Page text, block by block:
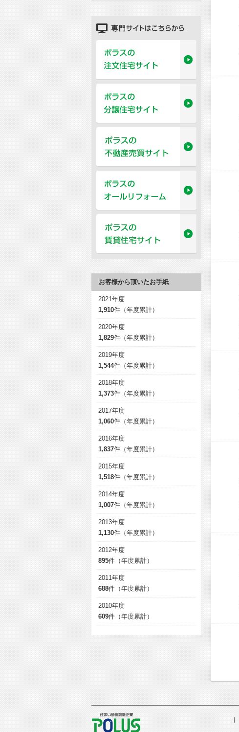
お客様から頂いたお手紙
2021年度
1,910件（年度累計）
2020年度
1,829件（年度累計）
2019年度
1,544件（年度累計）
2018年度
1,373件（年度累計）
2017年度
1,060件（年度累計）
2016年度
1,837件（年度累計）
2015年度
1,518件（年度累計）
2014年度
1,007件（年度累計）
2013年度
1,130件（年度累計）
2012年度
895件（年度累計）
2011年度
688件（年度累計）
2010年度
609件（年度累計）